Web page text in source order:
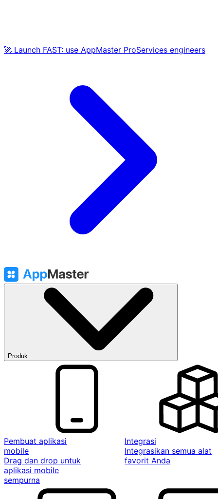
🚀 Launch FAST: use AppMaster ProServices engineers
Produk
Pembuat aplikasi
mobile
Drag dan drop untuk
aplikasi mobile
sempurna
Integrasi
Integrasikan semua alat
favorit Anda